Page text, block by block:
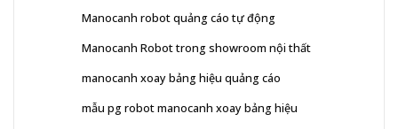
Manocanh robot quảng cáo tự động
Manocanh Robot trong showroom nội thất
manocanh xoay bảng hiệu quảng cáo
mẫu pg robot manocanh xoay bảng hiệu